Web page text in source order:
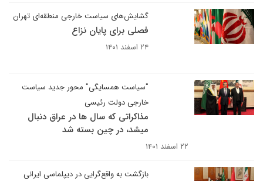
گشایش‌های سیاست خارجی منطقه‌ای تهران
فصلی برای پایان نزاع
۲۴ اسفند ۱۴۰۱
"سیاست همسایگی" محور جدید سیاست
خارجی دولت رئیسی
مذاکراتی که سال ها در عراق دنبال
میشد، در چین بسته شد
۲۲ اسفند ۱۴۰۱
بازگشت به واقع‌گرایی در دیپلماسی ایرانی